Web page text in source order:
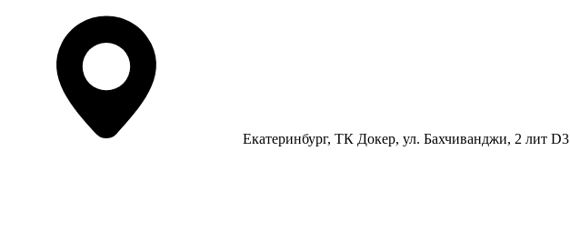
Екатеринбург, ТК Докер, ул. Бахчиванджи, 2 лит D3